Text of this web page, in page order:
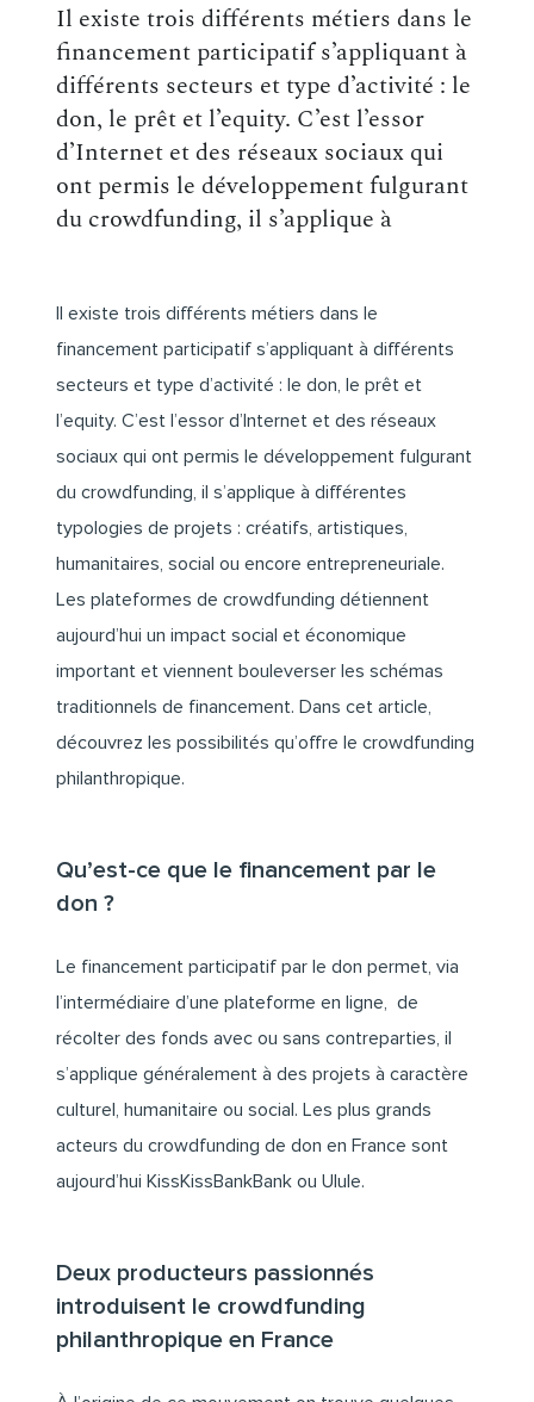
Il existe trois différents métiers dans le
financement participatif s’appliquant à
différents secteurs et type d’activité : le
don, le prêt et l’equity. C’est l’essor
d’Internet et des réseaux sociaux qui
ont permis le développement fulgurant
du crowdfunding, il s’applique à
Il existe trois différents métiers dans le
financement participatif s’appliquant à différents
secteurs et type d’activité : le don, le prêt et
l’equity. C’est l’essor d’Internet et des réseaux
sociaux qui ont permis le développement fulgurant
du crowdfunding, il s’applique à différentes
typologies de projets : créatifs, artistiques,
humanitaires, social ou encore entrepreneuriale.
Les plateformes de crowdfunding détiennent
aujourd’hui un impact social et économique
important et viennent bouleverser les schémas
traditionnels de financement. Dans cet article,
découvrez les possibilités qu’offre le crowdfunding
philanthropique.
Qu’est-ce que le financement par le
don ?
Le financement participatif par le don permet, via
l’intermédiaire d’une plateforme en ligne, de
récolter des fonds avec ou sans contreparties, il
s’applique généralement à des projets à caractère
culturel, humanitaire ou social. Les plus grands
acteurs du crowdfunding de don en France sont
aujourd’hui KissKissBankBank ou Ulule.
Deux producteurs passionnés
introduisent le crowdfunding
philanthropique en France